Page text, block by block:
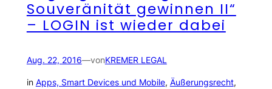
Souveränität gewinnen II“
– LOGIN ist wieder dabei
Aug. 22, 2016—vonKREMER LEGAL
in Apps, Smart Devices und Mobile, Äußerungsrecht